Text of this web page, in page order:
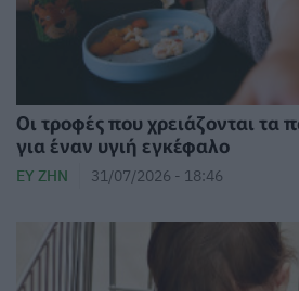
Οι τροφές που χρειάζονται τα
για έναν υγιή εγκέφαλο
ΕΥ ΖΗΝ 31/07/2026 - 18:46